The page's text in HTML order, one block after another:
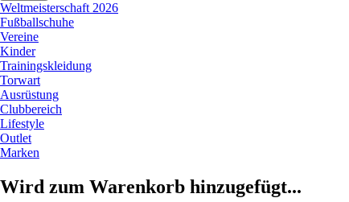
Weltmeisterschaft 2026
Fußballschuhe
Vereine
Kinder
Trainingskleidung
Torwart
Ausrüstung
Clubbereich
Lifestyle
Outlet
Marken
Wird zum Warenkorb hinzugefügt...